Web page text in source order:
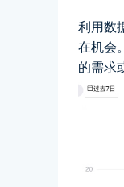
利用数
在机会
的需求